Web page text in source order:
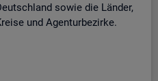
sowie die Län­der,
und Agen­tur­be­zir­ke.